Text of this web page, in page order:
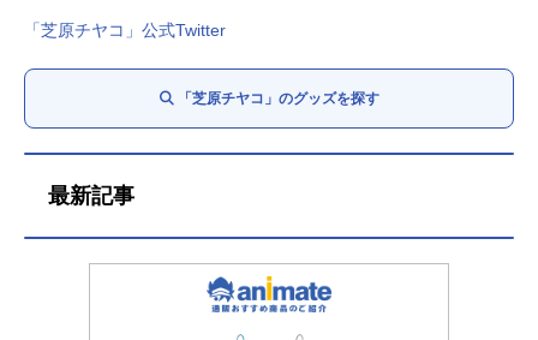
「芝原チヤコ」公式Twitter
「芝原チヤコ」のグッズを探す
最新記事